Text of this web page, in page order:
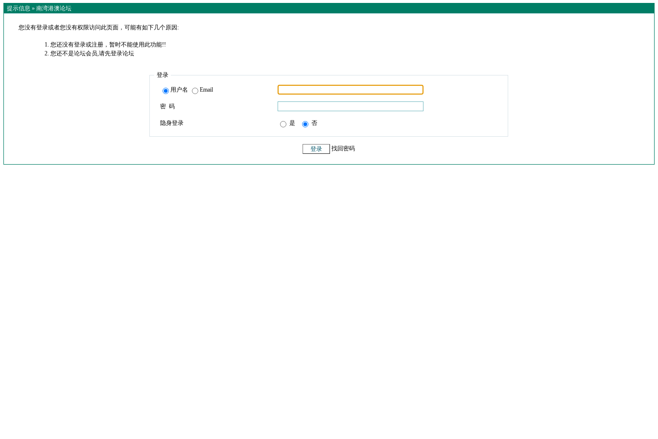
提示信息 » 南湾港澳论坛
您没有登录或者您没有权限访问此页面，可能有如下几个原因:
您还没有登录或注册，暂时不能使用此功能!!
您还不是论坛会员,请先登录论坛
登录
用户名 Email
密 码
隐身登录 是 否
找回密码